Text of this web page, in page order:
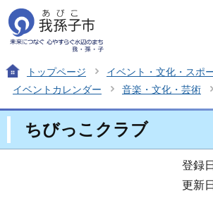
トップページ
イベント・文化・スポ
イベントカレンダー
音楽・文化・芸術
ちびっこクラブ
登録
更新